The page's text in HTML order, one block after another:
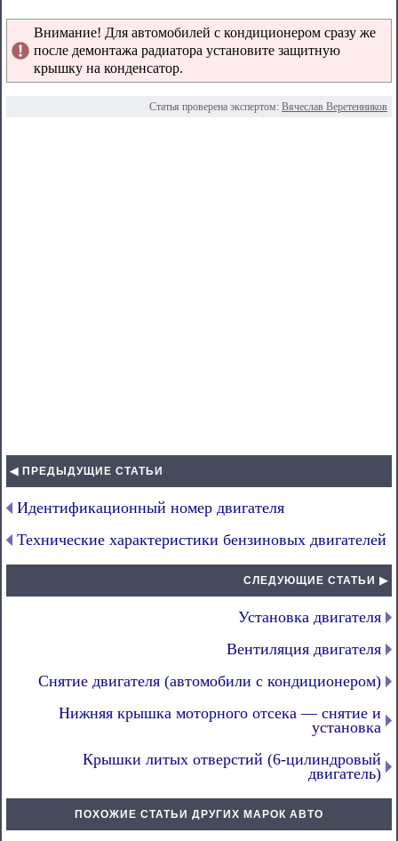
Внимание! Для автомобилей с кондиционером сразу же
после демонтажа радиатора установите защитную
крышку на конденсатор.
Статья проверена экспертом: Вячеслав Веретенников
◀ ПРЕДЫДУЩИЕ СТАТЬИ
Идентификационный номер двигателя
Технические характеристики бензиновых двигателей
СЛЕДУЮЩИЕ СТАТЬИ ▶
Установка двигателя
Вентиляция двигателя
Снятие двигателя (автомобили с кондиционером)
Нижняя крышка моторного отсека — снятие и
установка
Крышки литых отверстий (6-цилиндровый
двигатель)
ПОХОЖИЕ СТАТЬИ ДРУГИХ МАРОК АВТО